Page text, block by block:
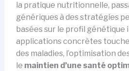
la pratique nutritionnelle,
génériques à des stratégies
basées sur le profil génétique
applications concrètes
des maladies, l’optimisation
le maintien d’une santé